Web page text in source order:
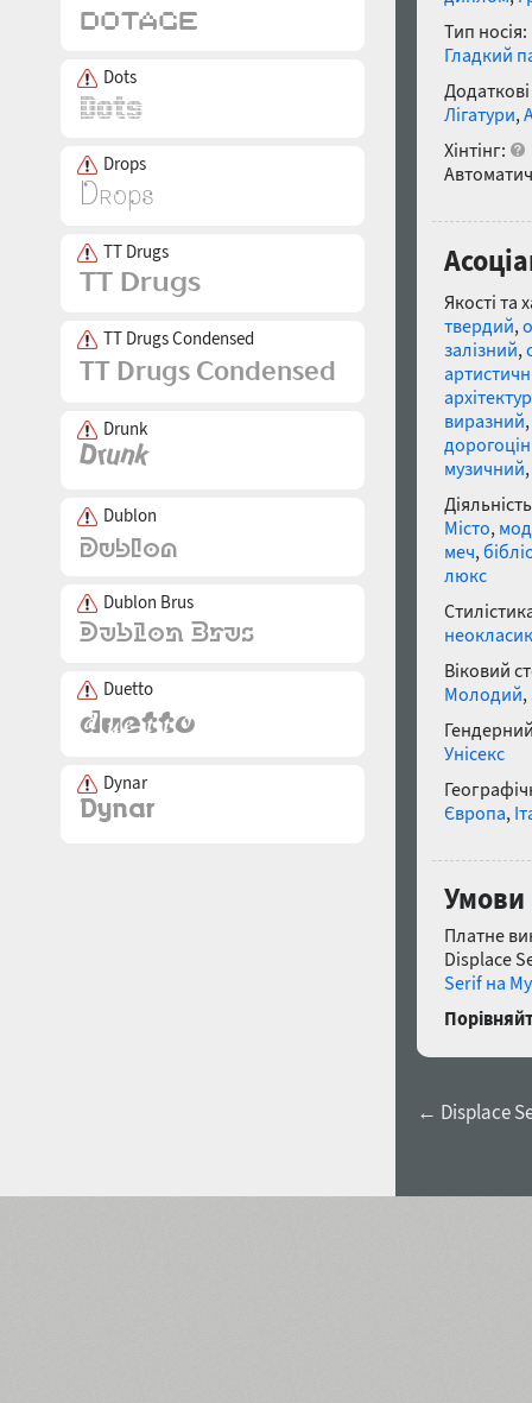
Dots
Drops
TT Drugs
TT Drugs Condensed
Drunk
Dublon
Dublon Brus
Duetto
Dynar
Тип носія:
Гладкий
Лігатури,
Хінтінг:
Якості та
твердий,
залізний,
виразний,
музичний,
Місто,
меч,
люкс
Віковий
Молодий,
Унісекс
Європа,
Умови
Платне
Displace
Serif на
← Displace